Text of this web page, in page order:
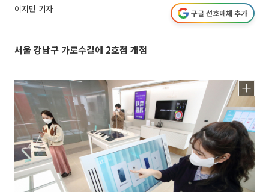
이지민 기자 구글 선호매체 추가
서울 강남구 가로수길에 2호점 개점